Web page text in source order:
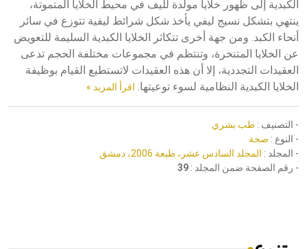
الكبدية إلى ظهور خلايا مولدة لليف في محيط الخلايا المتموتة،
ينتهي بتشكل نسيج ليفي يأخذ شكل شرائط ليفية تتوزع في سائر
أنحاء الكبد. ومن جهة أخرى تتكاثر الخلايا الكبدية السليمة للتعويض
عن الخلايا المتنخرة، وتنتظم في مجموعات مختلفة الحجم تدعى
العقيدات التجددية، إلا أن هذه العقيدات لاتستطيع القيام بوظيفة
الخلايا الكبدية النظامية لسوء توعيتها. اقرأ المزيد »
- التصنيف : طب بشري
- النوع : صحة
- المجلد : المجلد السادس عشر، طبعة 2006، دمشق
- رقم الصفحة ضمن المجلد : 39